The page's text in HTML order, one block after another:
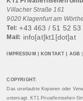
Villacher Straße 161
9020 Klagenfurt am
Tel: +43 463 / 51 52 53
Mail: info[at]kt1[dot]at
IMPRESSUM KONTAKT AGB
COPYRIGHT:
Das unerlaubte Kopieren oder
untersagt. KT1 Privatfernsehen